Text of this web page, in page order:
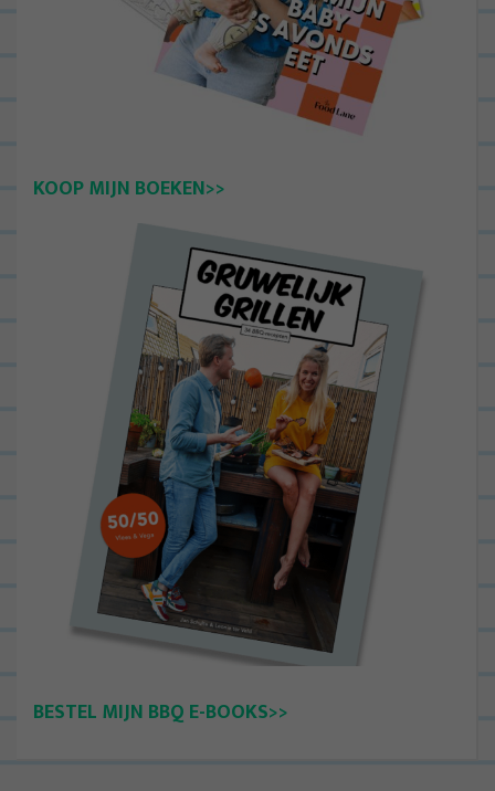
KOOP MIJN BOEKEN>>
BESTEL MIJN BBQ E-BOOKS>>